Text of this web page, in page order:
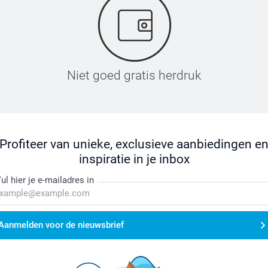
Niet goed gratis herdruk
Profiteer van unieke, exclusieve aanbiedingen en
inspiratie in je inbox
hier je e-mailadres in
voor de nieuwsbrief